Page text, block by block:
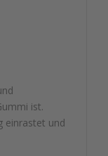
ist.
einrastet und